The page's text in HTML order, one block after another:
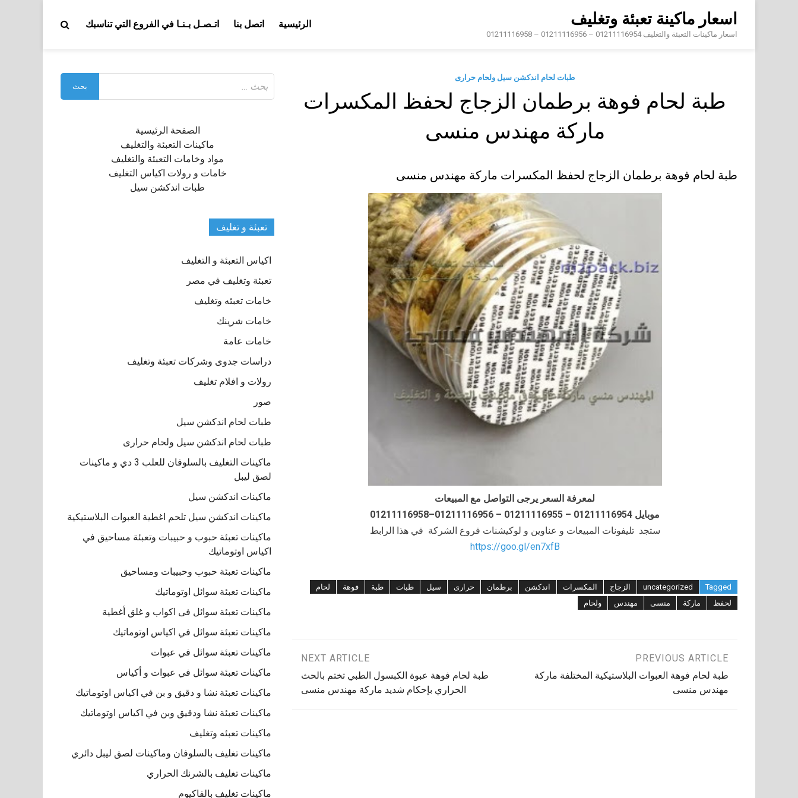
content
اسعار ماكينة تعبئة وتغليف
اسعار ماكينات التعبئة والتغليف 01211116954 – 01211116956 – 01211116958
الرئيسية اتصل بنا اتـصـل بـنـا في الفروع التي تناسبك
طبات لحام اندكشن سيل ولحام حرارى
طبة لحام فوهة برطمان الزجاج لحفظ المكسرات
ماركة مهندس منسى
طبة لحام فوهة برطمان الزجاج لحفظ المكسرات ماركة مهندس منسى
لمعرفة السعر يرجى التواصل مع المبيعات
موبايل 01211116954 – 01211116955 – 01211116956–01211116958
ستجد تليفونات المبيعات و عناوين و لوكيشنات فروع الشركة في هذا الرابط
https://goo.gl/en7xfB
Tagged
uncategorized الزجاج المكسرات اندكشن برطمان حرارى سيل طبات طبة فوهة
لحام
لحفظ
ماركة منسى مهندس ولحام
تصفّح
المقالات
PREVIOUS ARTICLE
طبة لحام فوهة العبوات البلاستيكية المختلفة ماركة
مهندس منسى
NEXT ARTICLE
طبة لحام فوهة عبوة الكبسول الطبي تختم بالحث
الحراري بإحكام شديد ماركة مهندس منسى
عن:
الصفحة الرئيسية
ماكينات التعبئة والتغليف
مواد وخامات التعبئة والتغليف
خامات و رولات اكياس التغليف
طبات اندكشن سيل
تعبئة و تغليف
اكياس التعبئة و التغليف
تعبئة وتغليف في مصر
خامات تعبئه وتغليف
خامات شرينك
خامات عامة
دراسات جدوى وشركات تعبئة وتغليف
رولات و افلام تغليف
صور
طبات لحام اندكشن سيل
طبات لحام اندكشن سيل ولحام حرارى
ماكينات التغليف بالسلوفان للعلب 3 دي و ماكينات
لصق ليبل
ماكينات اندكشن سيل
ماكينات اندكشن سيل تلحم اغطية العبوات البلاستيكية
ماكينات تعبئة حبوب و حبيبات وتعبئة مساحيق في
اكياس اوتوماتيك
ماكينات تعبئة حبوب وحبيبات ومساحيق
ماكينات تعبئة سوائل اوتوماتيك
ماكينات تعبئة سوائل فى اكواب و غلق أغطية
ماكينات تعبئة سوائل في اكياس اوتوماتيك
ماكينات تعبئة سوائل في عبوات
ماكينات تعبئة سوائل في عبوات و أكياس
ماكينات تعبئة نشا و دقيق و بن في اكياس اوتوماتيك
ماكينات تعبئة نشا ودقيق وبن في اكياس اوتوماتيك
ماكينات تعبئه وتغليف
ماكينات تغليف بالسلوفان وماكينات لصق ليبل دائري
ماكينات تغليف بالشرنك الحراري
ماكينات تغليف بالفاكيوم